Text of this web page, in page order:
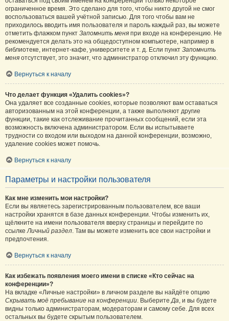
ограниченное время. Это сделано для того, чтобы никто другой не смог
воспользоваться вашей учётной записью. Для того чтобы вам не
приходилось вводить имя пользователя и пароль каждый раз, вы можете
отметить флажком пункт Запомнить меня при входе на конференцию. Не
рекомендуется делать это на общедоступном компьютере, например в
библиотеке, интернет-кафе, университете и т. д. Если пункт Запомнить
меня отсутствует, это значит, что администратор отключил эту функцию.
Вернуться к началу
Что делает функция «Удалить cookies»?
Она удаляет все созданные cookies, которые позволяют вам оставаться
авторизованным на этой конференции, а также выполняют другие
функции, такие как отслеживание прочитанных сообщений, если эта
возможность включена администратором. Если вы испытываете
трудности со входом или выходом на данной конференции, возможно,
удаление cookies может помочь.
Вернуться к началу
Параметры и настройки пользователя
Как мне изменить мои настройки?
Если вы являетесь зарегистрированным пользователем, все ваши
настройки хранятся в базе данных конференции. Чтобы изменить их,
щёлкните на имени пользователя вверху страницы и перейдите по
ссылкеЛичный раздел. Там вы можете изменить все свои настройки и
предпочтения.
Вернуться к началу
Как избежать появления моего имени в списке «Кто сейчас на
конференции»?
На вкладке «Личные настройки» в личном разделе вы найдёте опцию
Скрывать моё пребывание на конференции. ВыберитеДа, и вы будете
видны только администраторам, модераторам и самому себе. Для всех
остальных вы будете скрытым пользователем.